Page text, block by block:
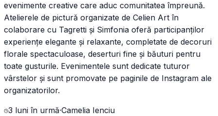
evenimente creative care aduc comunitatea împreună.
Atelierele de pictură organizate de Celien Art în
colaborare cu Tagretti și Simfonia oferă participanților
experiențe elegante și relaxante, completate de decoruri
florale spectaculoase, deserturi fine și băuturi pentru
toate gusturile. Evenimentele sunt dedicate tuturor
vârstelor și sunt promovate pe paginile de Instagram ale
organizatorilor.
3 luni în urmă·Camelia Ienciu